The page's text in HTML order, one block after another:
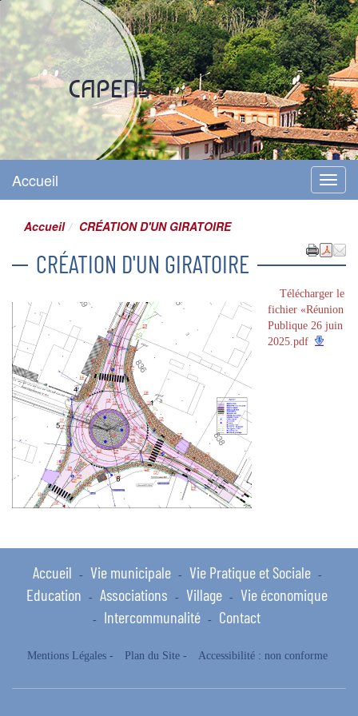
CAPENS
Site officiel
Menu
Accueil
Accueil CRÉATION D'UN GIRATOIRE
CRÉATION D'UN GIRATOIRE
Télécharger le
fichier «Réunion
Publique 26 juin
2025.pdf
Accueil - Vie municipale - Vie Pratique et Sociale -
Education - Associations - Village - Vie économique
- Intercommunalité - Contact
Mentions Légales- Plan du Site- Accessibilité : non conforme